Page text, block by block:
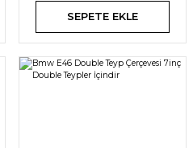
SEPETE EKLE